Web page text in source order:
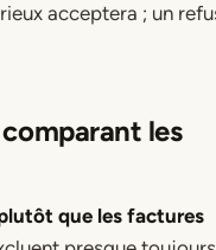
acceptera ; un
les
que les factures